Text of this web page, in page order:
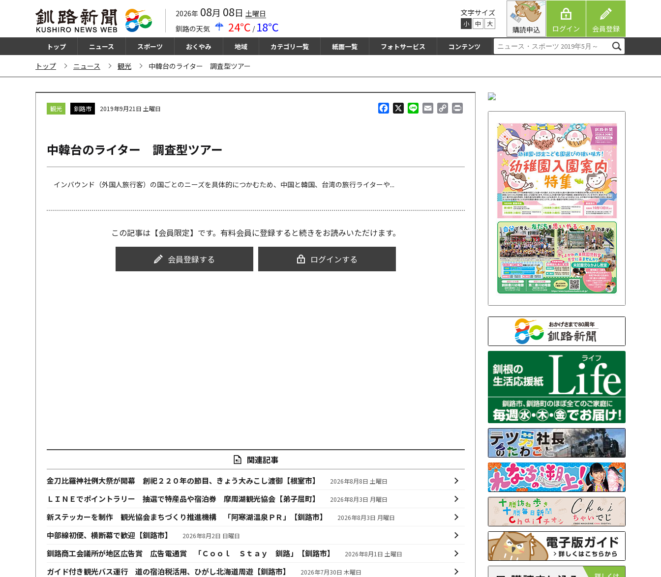
2026年 08月 08日 土曜日
釧路の天気
24℃ / 18℃
文字サイズ
小 中 大
購読申込 ログイン 会員登録
トップ ニュース スポーツ おくやみ 地域 カテゴリ一覧 紙面一覧 フォトサービス コンテンツ
トップ ニュース 観光 中韓台のライター 調査型ツアー
k
観光 釧路市 2019年9月21日 土曜日
中韓台のライター 調査型ツアー
インバウンド（外国人旅行客）の国ごとのニーズを具体的につかむため、中国と韓国、台湾の旅行ライターや...
この記事は【会員限定】です。有料会員に登録すると続きをお読みいただけます。
会員登録する ログインする
関連記事
金刀比羅神社例大祭が開幕 創祀２２０年の節目、きょう大みこし渡御【根室市】 2026年8月8日 土曜日
ＬＩＮＥでポイントラリー 抽選で特産品や宿泊券 摩周湖観光協会【弟子屈町】 2026年8月3日 月曜日
新ステッカーを制作 観光協会まちづくり推進機構 「阿寒湖温泉ＰＲ」【釧路市】 2026年8月3日 月曜日
中部線初便、横断幕で歓迎【釧路市】 2026年8月2日 日曜日
釧路商工会議所が地区広告賞 広告電通賞 「Ｃｏｏｌ Ｓｔａｙ 釧路」【釧路市】 2026年8月1日 土曜日
ガイド付き観光バス運行 道の宿泊税活用、ひがし北海道周遊【釧路市】 2026年7月30日 木曜日